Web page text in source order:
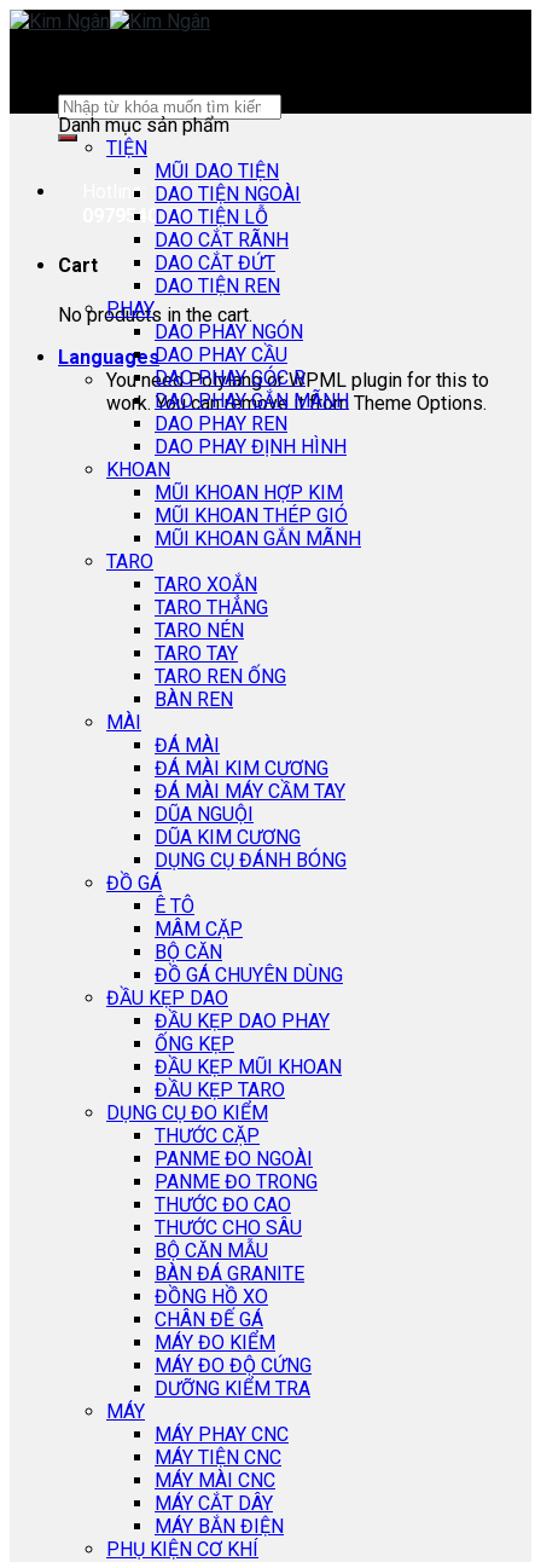
Skip
Search
for:
Hotline:
0979540178
Cart
No products in the cart.
Languages
You need Polylang or WPML plugin for this to
work. You can remove it from Theme Options.
Danh mục sản phẩm
TIỆN
MŨI DAO TIỆN
DAO TIỆN NGOÀI
DAO TIỆN LỖ
DAO CẮT RÃNH
DAO CẮT ĐỨT
DAO TIỆN REN
PHAY
DAO PHAY NGÓN
DAO PHAY CẦU
DAO PHAY GÓC R
DAO PHAY GẮN MÃNH
DAO PHAY REN
DAO PHAY ĐỊNH HÌNH
KHOAN
MŨI KHOAN HỢP KIM
MŨI KHOAN THÉP GIÓ
MŨI KHOAN GẮN MÃNH
TARO
TARO XOẮN
TARO THẲNG
TARO NÉN
TARO TAY
TARO REN ỐNG
BÀN REN
MÀI
ĐÁ MÀI
ĐÁ MÀI KIM CƯƠNG
ĐÁ MÀI MÁY CẦM TAY
DŨA NGUỘI
DŨA KIM CƯƠNG
DỤNG CỤ ĐÁNH BÓNG
ĐỒ GÁ
Ê TÔ
MÂM CẶP
BỘ CĂN
ĐỒ GÁ CHUYÊN DÙNG
ĐẦU KẸP DAO
ĐẦU KẸP DAO PHAY
ỐNG KẸP
ĐẦU KẸP MŨI KHOAN
ĐẦU KẸP TARO
DỤNG CỤ ĐO KIỂM
THƯỚC CẶP
PANME ĐO NGOÀI
PANME ĐO TRONG
THƯỚC ĐO CAO
THƯỚC CHO SÂU
BỘ CĂN MẪU
BÀN ĐÁ GRANITE
ĐỒNG HỒ XO
CHÂN ĐẾ GÁ
MÁY ĐO KIỂM
MÁY ĐO ĐỘ CỨNG
DƯỠNG KIỂM TRA
MÁY
MÁY PHAY CNC
MÁY TIỆN CNC
MÁY MÀI CNC
MÁY CẮT DÂY
MÁY BẮN ĐIỆN
PHỤ KIỆN CƠ KHÍ